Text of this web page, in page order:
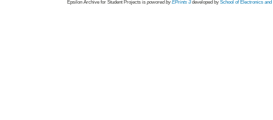
Epsilon Archive for Student Projects is powored byEPrints 3 developed by School of Electronics